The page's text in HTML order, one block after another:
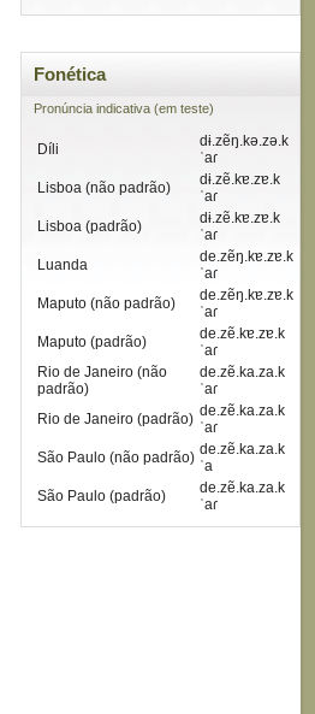
Fonética
Pronúncia indicativa (em teste)
Díli
dɨ.zẽŋ.kə.zə.k
ˈaɾ
Lisboa (não padrão)
dɨ.zẽ.kɐ.zɐ.k
ˈaɾ
Lisboa (padrão)
dɨ.zẽ.kɐ.zɐ.k
ˈaɾ
Luanda
de.zẽŋ.kɐ.zɐ.k
ˈaɾ
Maputo (não padrão)
de.zẽŋ.kɐ.zɐ.k
ˈaɾ
Maputo (padrão)
de.zẽ.kɐ.zɐ.k
ˈaɾ
Rio de Janeiro (não
padrão)
de.zẽ.ka.za.k
ˈaɾ
Rio de Janeiro (padrão) de.zẽ.ka.za.k
ˈaɾ
São Paulo (não padrão) de.zẽ.ka.za.k
ˈa
São Paulo (padrão)
de.zẽ.ka.za.k
ˈaɾ